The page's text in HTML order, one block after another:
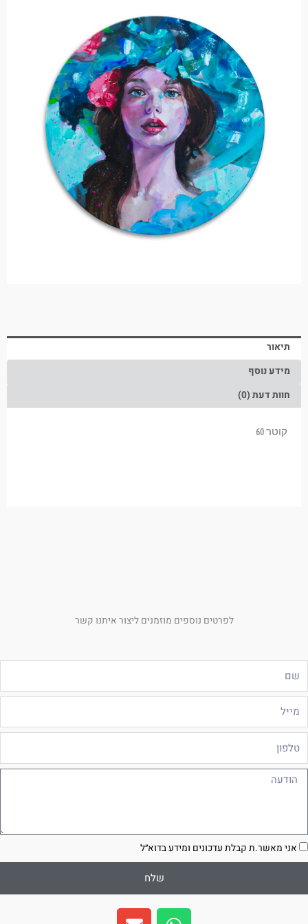
תיאור
מידע נוסף
חוות דעת (0)
קוטר 60
לפרטים נוספים מוזמנים ליצור איתנו קשר
אני מאשר.ת קבלת עדכונים ומידע בדוא״ל
שלח
W
E